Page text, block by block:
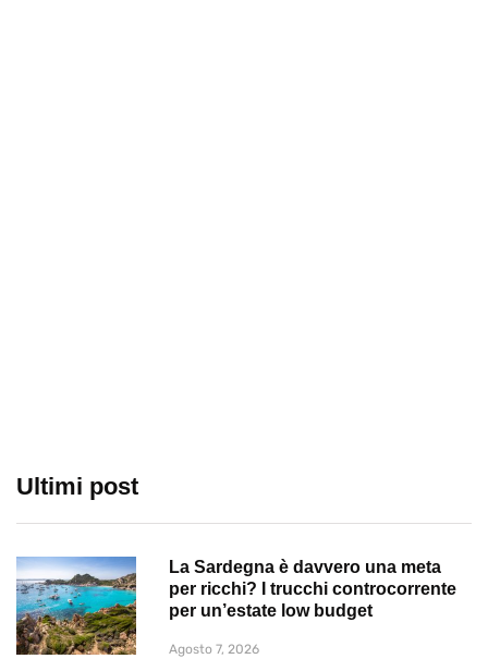
Ultimi post
La Sardegna è davvero una meta
per ricchi? I trucchi controcorrente
per un’estate low budget
Agosto 7, 2026